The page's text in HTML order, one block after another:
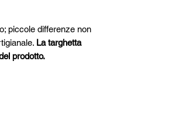
piccole differenze non
La targhetta
prodotto.